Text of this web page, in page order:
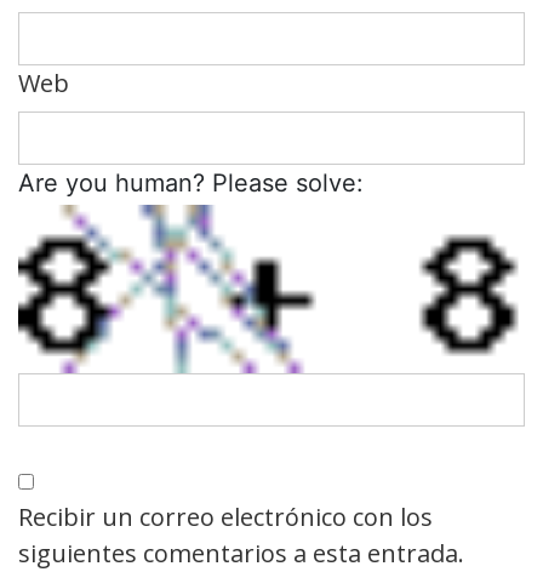
Web
Are you human? Please solve:
Recibir un correo electrónico con los
siguientes comentarios a esta entrada.